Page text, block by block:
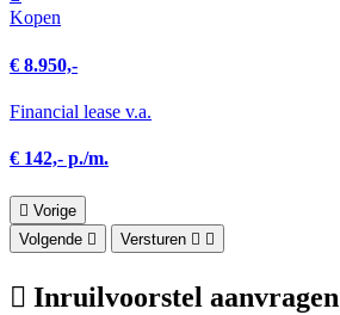
Kopen
€ 8.950,-
Financial lease v.a.
€ 142,- p./m.
Vorige
Volgende
Versturen
Inruilvoorstel aanvragen